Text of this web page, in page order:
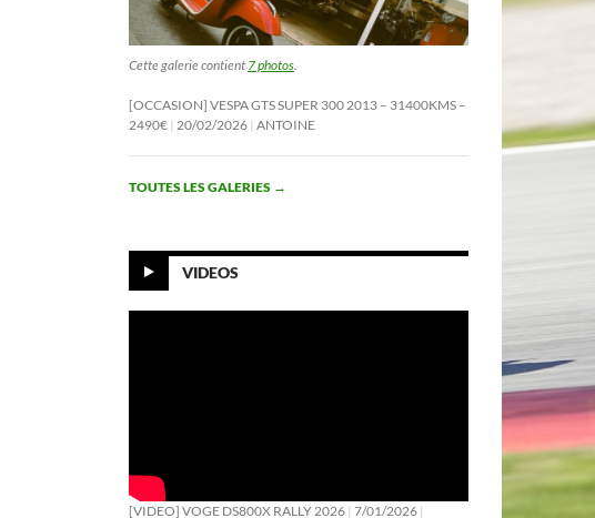
Cette galerie contient 7 photos.
[OCCASION] VESPA GTS SUPER 300 2013 – 31400KMS –
2490€ 20/02/2026 ANTOINE
TOUTES LES GALERIES →
VIDEOS
[VIDEO] VOGE DS800X RALLY 2026 7/01/2026